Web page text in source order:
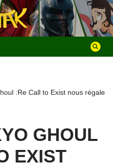
:Re Call to Exist nous régale
GHOUL
EXIST